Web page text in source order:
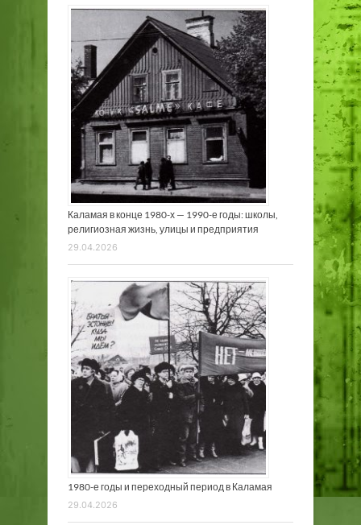
Каламая в конце 1980-х — 1990-е годы: школы,
религиозная жизнь, улицы и предприятия
29.04.2026
1980-е годы и переходный период в Каламая
29.04.2026